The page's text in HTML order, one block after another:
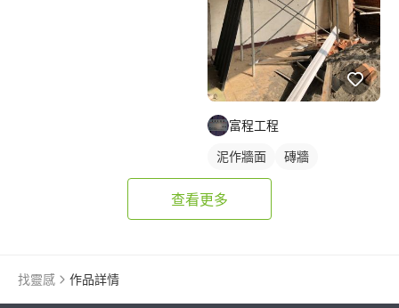
富程工程
泥作牆面 磚牆
查看更多
找靈感 作品詳情